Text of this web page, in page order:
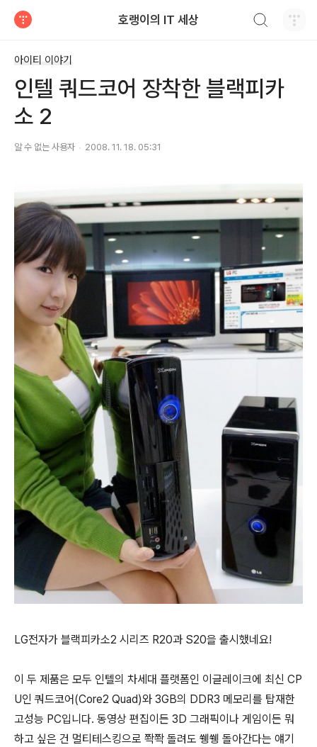
호랭이의 IT 세상
아이티 이야기
인텔 쿼드코어 장착한 블랙피카
소 2
알 수 없는 사용자 2008. 11. 18. 05:31
LG전자가 블랙피카소2 시리즈 R20과 S20을 출시했네요!
이 두 제품은 모두 인텔의 차세대 플랫폼인 이글레이크에 최신 CP
U인 쿼드코어(Core2 Quad)와 3GB의 DDR3 메모리를 탑재한
고성능 PC입니다. 동영상 편집이든 3D 그래픽이나 게임이든 뭐
하고 싶은 건 멀티테스킹으로 쫙쫙 돌려도 쒱쒱 돌아간다는 얘기